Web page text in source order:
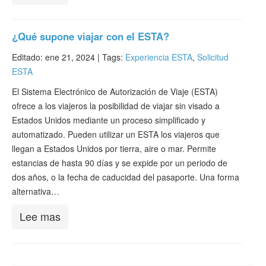
¿Qué supone viajar con el ESTA?
Editado: ene 21, 2024 | Tags: Experiencia ESTA, Solicitud
ESTA
El Sistema Electrónico de Autorización de Viaje (ESTA)
ofrece a los viajeros la posibilidad de viajar sin visado a
Estados Unidos mediante un proceso simplificado y
automatizado. Pueden utilizar un ESTA los viajeros que
llegan a Estados Unidos por tierra, aire o mar. Permite
estancias de hasta 90 días y se expide por un periodo de
dos años, o la fecha de caducidad del pasaporte. Una forma
alternativa…
Lee mas